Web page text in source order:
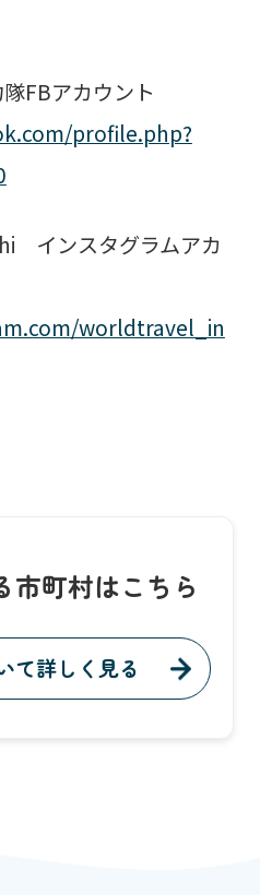
FBアカウント
profile.php?
インスタグラムアカ
worldtravel_in
市町村はこちら
て詳しく見る